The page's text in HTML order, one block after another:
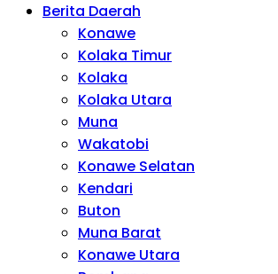
Berita Daerah
Konawe
Kolaka Timur
Kolaka
Kolaka Utara
Muna
Wakatobi
Konawe Selatan
Kendari
Buton
Muna Barat
Konawe Utara